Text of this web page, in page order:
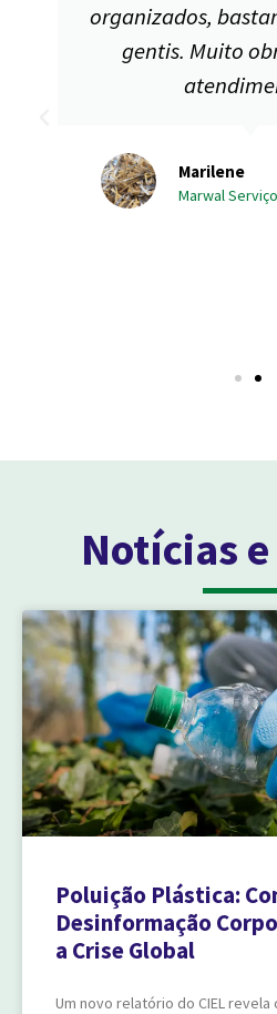
organizados,
gentis. Muito
Marilene
Marwal
Notícias
Poluição Plástica:
Desinformação
a Crise Global
Um novo relatório do CIEL